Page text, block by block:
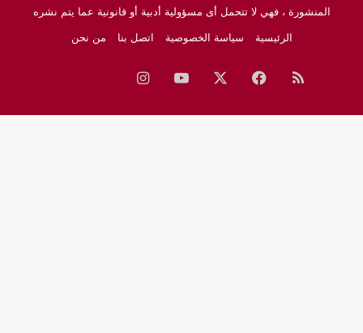
المنشورة ، فهي لا تتحمل أى مسؤولية أدبية أو قانونية عما يتم نشره
الرئيسية
سياسة الخصوصية اتصل بنا من نحن
ملخص
الموقع
فيسبوك ‫YouTubeانستقرام
نيوز